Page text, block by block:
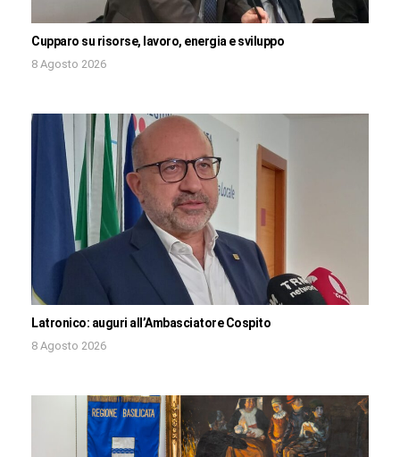
Cupparo su risorse, lavoro, energia e sviluppo
8 Agosto 2026
Latronico: auguri all’Ambasciatore Cospito
8 Agosto 2026